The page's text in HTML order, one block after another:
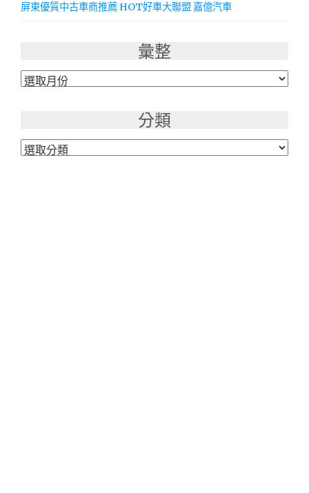
屏東優質中古車商推薦 HOT好車大聯盟 嘉億汽車
彙整
彙
分類
分